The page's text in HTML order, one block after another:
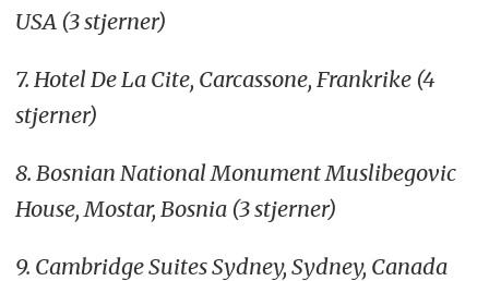
USA (3 stjerner)
7. Hotel De La Cite, Carcassone, Frankrike (4
stjerner)
8. Bosnian National Monument Muslibegovic
House, Mostar, Bosnia (3 stjerner)
9. Cambridge Suites Sydney, Sydney, Canada